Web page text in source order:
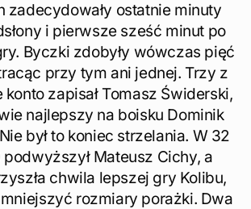
zadecydowały ostatnie minuty
i pierwsze sześć minut po
Byczki zdobyły wówczas pięć
przy tym ani jednej. Trzy z
zapisał Tomasz Świderski,
najlepszy na boisku Dominik
był to koniec strzelania. W 32
podwyższył Mateusz Cichy, a
chwila lepszej gry Kolibu,
rozmiary porażki. Dwa